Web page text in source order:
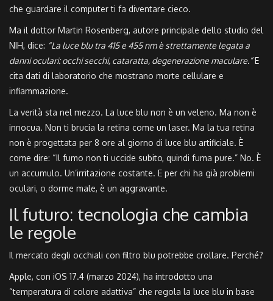
che guardare il computer ti fa diventare cieco.
Ma il dottor Martin Rosenberg, autore principale dello studio del
NIH, dice: “La luce blu tra 415 e 455 nm è strettamente legata a
danni oculari: occhi secchi, cataratta, degenerazione maculare.”E
cita dati di laboratorio che mostrano morte cellulare e
infiammazione.
La verità sta nel mezzo. La luce blu non è un veleno. Ma non è
innocua. Non ti brucia la retina come un laser. Ma la tua retina
non è progettata per 8 ore al giorno di luce blu artificiale. È
come dire: “Il fumo non ti uccide subito, quindi fuma pure.” No. È
un accumulo. Un’irritazione costante. E per chi ha già problemi
oculari, o dorme male, è un aggravante.
Il futuro: tecnologia che cambia
le regole
Il mercato degli occhiali con filtro blu potrebbe crollare. Perché?
Apple, con iOS 17.4 (marzo 2024), ha introdotto una
“temperatura di colore adattiva” che regola la luce blu in base